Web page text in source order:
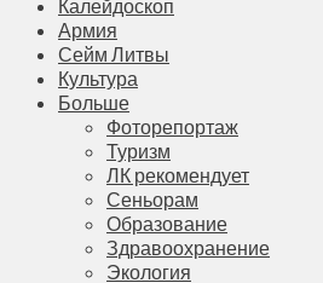
Калейдоскоп
Армия
Сейм Литвы
Культура
Больше
Фоторепортаж
Туризм
ЛК рекомендует
Сеньорам
Образование
Здравоохранение
Экология